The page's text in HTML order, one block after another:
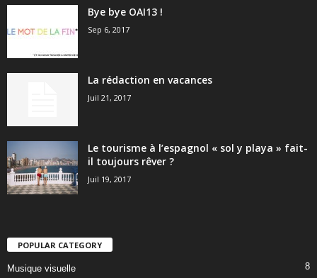
Bye bye OAI13 !
Sep 6, 2017
La rédaction en vacances
Juil 21, 2017
Le tourisme à l’espagnol « sol y playa » fait-
il toujours rêver ?
Juil 19, 2017
POPULAR CATEGORY
Musique visuelle 8